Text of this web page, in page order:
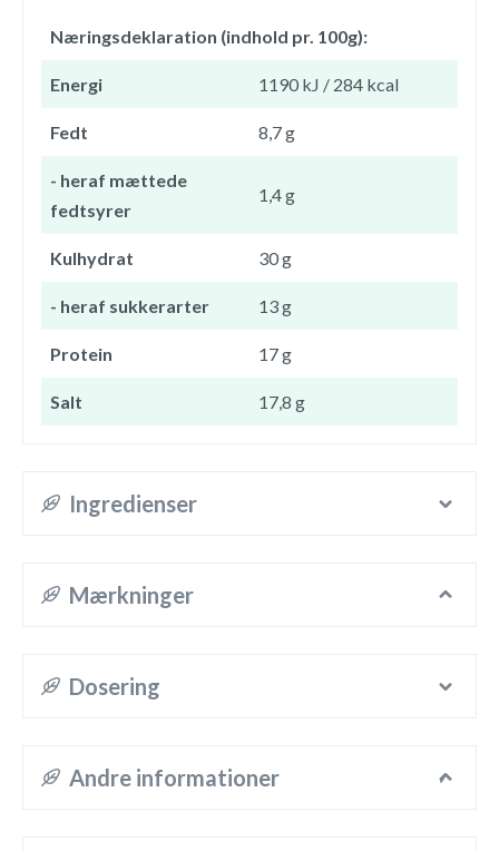
Næringsdeklaration (indhold pr. 100g):
Energi 1190 kJ / 284 kcal
Fedt 8,7 g
- heraf mættede
fedtsyrer
1,4 g
Kulhydrat 30 g
- heraf sukkerarter 13 g
Protein 17 g
Salt 17,8 g
Ingredienser
Mærkninger
Dosering
Andre informationer